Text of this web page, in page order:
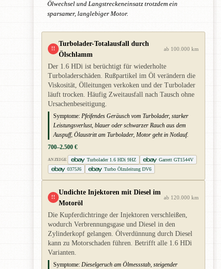
Ölwechsel und Langstreckeneinsatz trotzdem ein
sparsamer, langlebiger Motor.
!!
Turbolader-Totalausfall durch
Ölschlamm
ab 100.000 km
Der 1.6 HDi ist berüchtigt für wiederholte
Turboladerschäden. Rußpartikel im Öl verändern die
Viskosität, Ölleitungen verkoken und der Turbolader
läuft trocken. Häufig Zweitausfall nach Tausch ohne
Ursachenbeseitigung.
Symptome: Pfeifendes Geräusch vom Turbolader, starker
Leistungsverlust, blauer oder schwarzer Rauch aus dem
Auspuff, Ölaustritt am Turbolader, Motor geht in Notlauf.
700–2.500 €
ANZEIGE Turbolader 1.6 HDi 9HZ
Garrett GT1544V
0375J6
Turbo Ölzuleitung DV6
!!
Undichte Injektoren mit Diesel im
Motoröl
ab 120.000 km
Die Kupferdichtringe der Injektoren verschleißen,
wodurch Verbrennungsgase und Diesel in den
Zylinderkopf gelangen. Ölverdünnung durch Diesel
kann zu Motorschaden führen. Betrifft alle 1.6 HDi
Varianten.
Symptome: Dieselgeruch am Ölmessstab, steigender